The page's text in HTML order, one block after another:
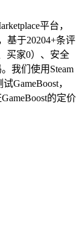
平台，
基于20204+条评
买家0）、安全
我们使用Steam
GameBoost，
的定价